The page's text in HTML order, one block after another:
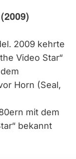
2009 kehrte
Video Star“
Horn (Seal,
mit dem
bekannt